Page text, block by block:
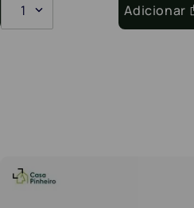
1 Adicionar